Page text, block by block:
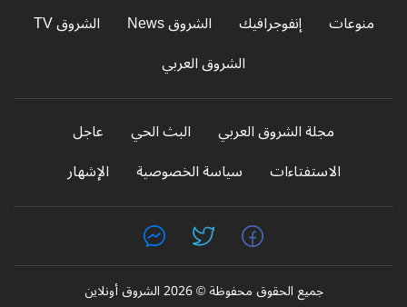
منوعات
إنفوجرافيك الشروق News
الشروق TV
الشروق العربي
مجلة الشروق العربي البث الحي
عاجل
الاستفتاءات
سياسة الخصوصية الإشهار
جميع الحقوق محفوظة © 2026 الشروق أونلاين